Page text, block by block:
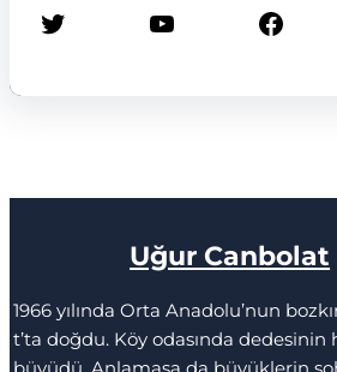
Twitter YouTube Facebook
Uğur Canbolat
1966 yılında Orta Anadolu’nun
t’ta doğdu. Köy odasında